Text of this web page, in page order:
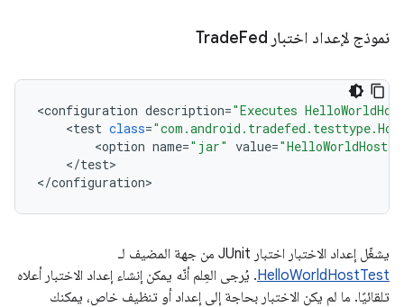
نموذج لإعداد اختبار Trade Fed
<configuration description="Executes
<test class=
<option name="jar" value=
</test>
</configuration>
يشغّل إعداد الاختبار اختبار JUnit من جهة المضيف لـ
HelloWorldHostTest. يُرجى العِلم أنّه يمكن إنشاء إعداد الاختبار أعلاه
تلقائيًا. ما لم يكن الاختبار بحاجة إلى إعداد أو تنظيف خاص، يمكنك